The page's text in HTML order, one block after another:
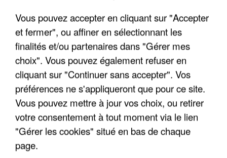
APRÈS TOUTES CES CANICULES, LES REFUGES
DE FAUNE SAUVAGE SONT...
Vous pouvez accepter en cliquant sur "Accepter
et fermer", ou affiner en sélectionnant les
finalités et/ou partenaires dans "Gérer mes
choix". Vous pouvez également refuser en
cliquant sur "Continuer sans accepter". Vos
préférences ne s'appliqueront que pour ce site.
Vous pouvez mettre à jour vos choix, ou retirer
votre consentement à tout moment via le lien
"Gérer les cookies" situé en bas de chaque
page.